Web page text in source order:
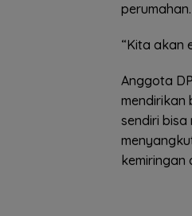
perumahan.
“Kita akan
Anggota
mendirikan
sendiri